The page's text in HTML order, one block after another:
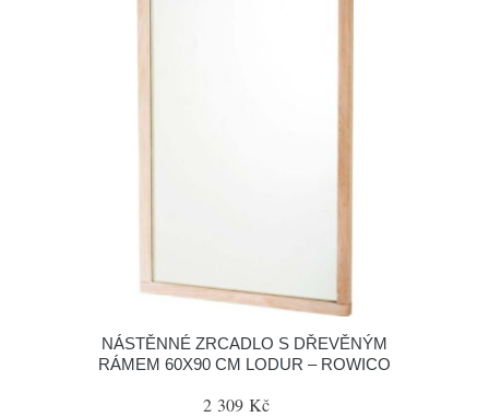
NÁSTĚNNÉ ZRCADLO S DŘEVĚNÝM
RÁMEM 60X90 CM LODUR – ROWICO
2 309 Kč